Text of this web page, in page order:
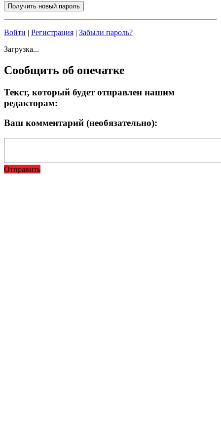
Войти | Регистрация | Забыли пароль?
Загрузка...
Сообщить об опечатке
Текст, который будет отправлен нашим
редакторам:
Ваш комментарий (необязательно):
Отправить